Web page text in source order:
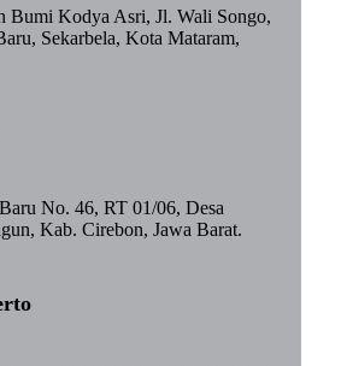
Bumi Kodya Asri, Jl. Wali Songo,
Sekarbela, Kota Mataram,
No. 46, RT 01/06, Desa
Kab. Cirebon, Jawa Barat.